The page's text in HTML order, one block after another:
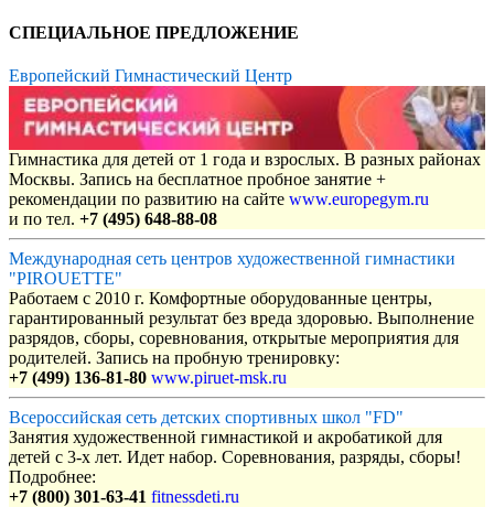
СПЕЦИАЛЬНОЕ ПРЕДЛОЖЕНИЕ
Европейский Гимнастический Центр
Гимнастика для детей от 1 года и взрослых. В разных районах
Москвы. Запись на бесплатное пробное занятие +
рекомендации по развитию на сайте www.europegym.ru
и по тел. +7 (495) 648-88-08
Международная сеть центров художественной гимнастики
"PIROUETTE"
Работаем с 2010 г. Комфортные оборудованные центры,
гарантированный результат без вреда здоровью. Выполнение
разрядов, сборы, соревнования, открытые мероприятия для
родителей. Запись на пробную тренировку:
+7 (499) 136-81-80 www.piruet-msk.ru
Всероссийская сеть детских спортивных школ "FD"
Занятия художественной гимнастикой и акробатикой для
детей с 3-х лет. Идет набор. Соревнования, разряды, сборы!
Подробнее:
+7 (800) 301-63-41 fitnessdeti.ru